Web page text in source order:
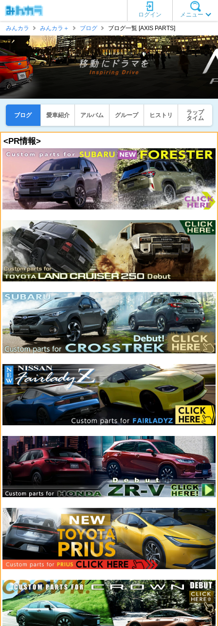
メニュー
ログイン
みんカラ
みんカラ＋ ブログ ブログ一覧 [AXIS PARTS]
ブログ 愛車紹介 アルバム グループ ヒストリ
ラップ
タイム
<PR情報>